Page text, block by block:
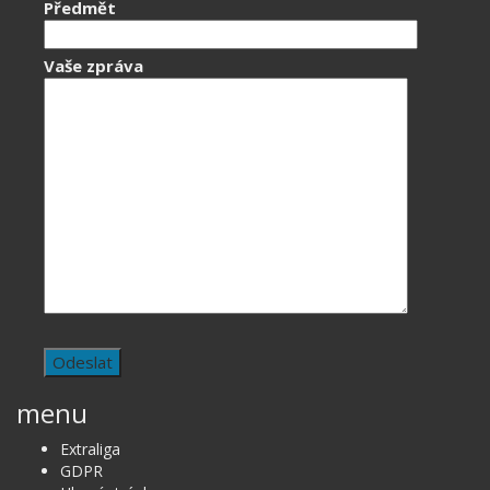
Předmět
Vaše zpráva
menu
Extraliga
GDPR